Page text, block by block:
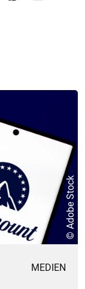
© Adobe Stock
MEDIEN